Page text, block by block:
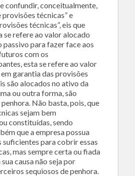
confundir, conceitualmente,
provisões técnicas” e
técnicas”, eis que
se refere ao valor alocado
passivo para fazer face aos
com os
esta se refere ao valor
garantia das provisões
são alocados no ativo da
ou outra forma, são
Não basta, pois, que
sejam bem
constituídas, sendo
que a empresa possua
suficientes para cobrir essas
mas sempre certa ou fiada
causa não seja por
sequiosos de penhora.